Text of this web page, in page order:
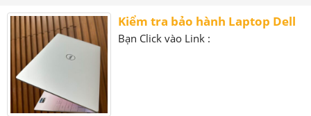
Kiểm tra bảo hành Laptop Dell
Bạn Click vào Link :